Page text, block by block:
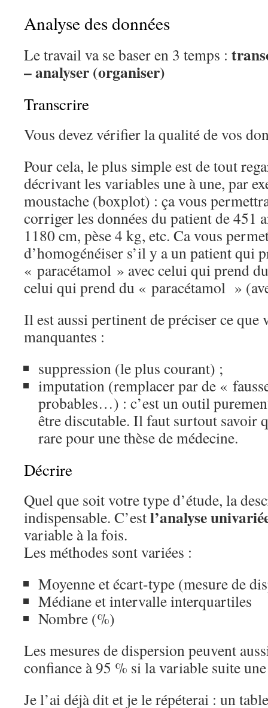
Analyse des données
Le travail va se baser en 3 temps :
– analyser(organiser)
Transcrire
Vous devez vérifier la qualité de vos
Pour cela, le plus simple est de tout
décrivant les variables une à une, par
moustache (boxplot) : ça vous
corriger les données du patient de 451
1180 cm, pèse 4 kg, etc. Ca vous
d’homogénéiser s’il y a un patient qui
« paracétamol » avec celui qui prend
celui qui prend du « paracétamol »
Il est aussi pertinent de préciser ce que
manquantes :
suppression (le plus courant) ;
imputation (remplacer par de «
probables…) : c’est un outil
être discutable. Il faut surtout savoir
rare pour une thèse de médecine.
Décrire
Quel que soit votre type d’étude, la
indispensable. C’estl’analyse
variable à la fois.
Les méthodes sont variées :
Moyenne et écart-type (mesure de
Médiane et intervalle interquartiles
Nombre (%)
Les mesures de dispersion peuvent
confiance à 95 % si la variable suite
Je l’ai déjà dit et je le répéterai : un